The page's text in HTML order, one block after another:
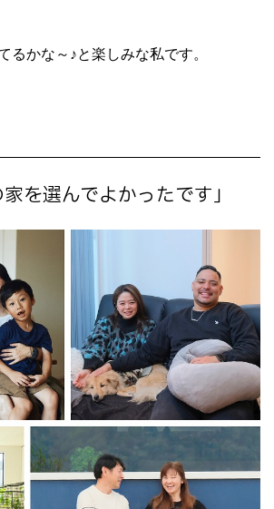
るかな～♪と楽しみな私です。
家を選んでよかったです」